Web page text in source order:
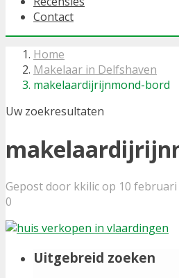
Contact
Home
Makelaar in Delfshaven
makelaardijrijnmond-bord
Uw zoekresultaten
Gepost door kkilic op 10 februari
0
Uitgebreid zoeken